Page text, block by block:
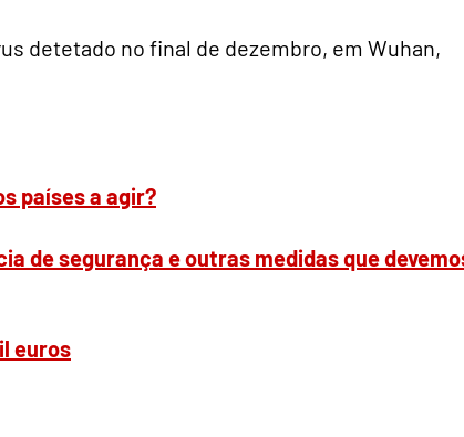
detetado no final de dezembro, em Wuhan,
países a agir?
de segurança e outras medidas que
euros